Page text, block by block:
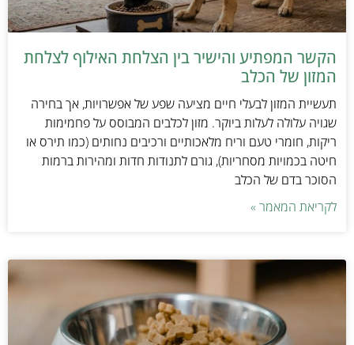
הקשר המפתיע והישיר בין הצלחת האילוף לצלחת
המזון של הכלב
תעשיית המזון לבעלי חיים מציעה שפע של אפשרויות, אך בחירה
שגויה עלולה לעלות ביוקר. מזון לכלבים המבוסס על פחמימות
ריקות, חומרי טעם וריח מלאכותיים ורכיבים נחותים (כמו תירס או
חיטה בכמויות מסחריות), גורם לתנודות חדות ומהירות ברמות
הסוכר בדם של הכלב
לקריאת המאמר »